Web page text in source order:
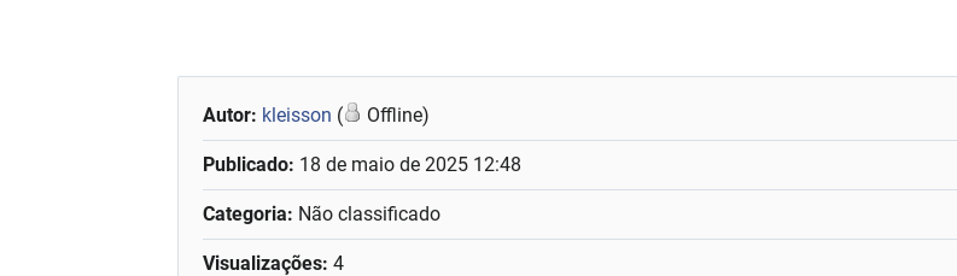
Autor: kleisson ( Offline)
Publicado: 18 de maio de 2025 12:48
Categoria: Não classificado
Visualizações: 4